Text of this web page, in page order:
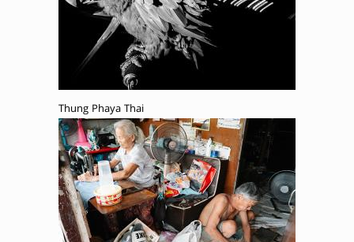
Thung Phaya Thai